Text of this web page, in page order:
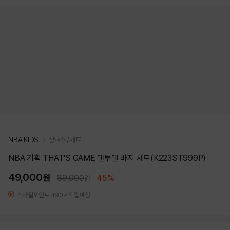
NBA KIDS 상하복/세트
NBA 기획 THAT'S GAME 맨투맨 바지 세트(K223ST999P)
49,000원 89,000원 45%
스타일포인트 490P 적립예정